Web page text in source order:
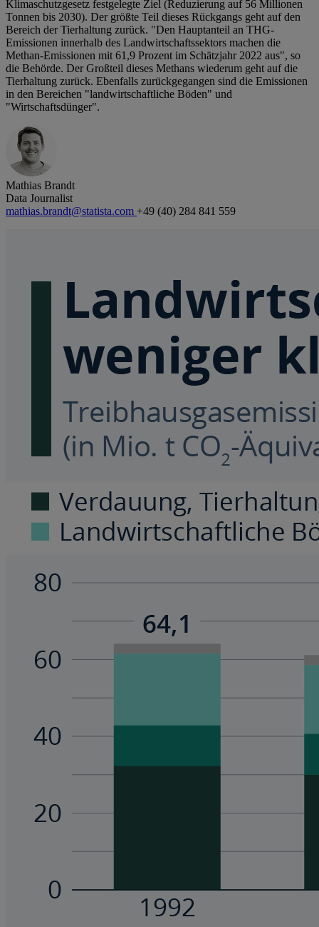
Klimaschutzgesetz festgelegte Ziel (Reduzierung auf 56 Millionen
Tonnen bis 2030). Der größte Teil dieses Rückgangs geht auf den
Bereich der Tierhaltung zurück. "Den Hauptanteil an THG-
Emissionen innerhalb des Landwirtschaftssektors machen die
Methan-Emissionen mit 61,9 Prozent im Schätzjahr 2022 aus", so
die Behörde. Der Großteil dieses Methans wiederum geht auf die
Tierhaltung zurück. Ebenfalls zurückgegangen sind die Emissionen
in den Bereichen "landwirtschaftliche Böden" und
"Wirtschaftsdünger".
Mathias Brandt
Data Journalist
mathias.brandt@statista.com +49 (40) 284 841 559